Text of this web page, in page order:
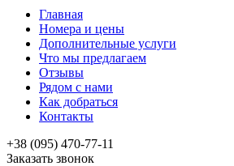
Главная
Номера и цены
Дополнительные услуги
Что мы предлагаем
Отзывы
Рядом с нами
Как добраться
Контакты
+38 (095) 470-77-11
Заказать звонок